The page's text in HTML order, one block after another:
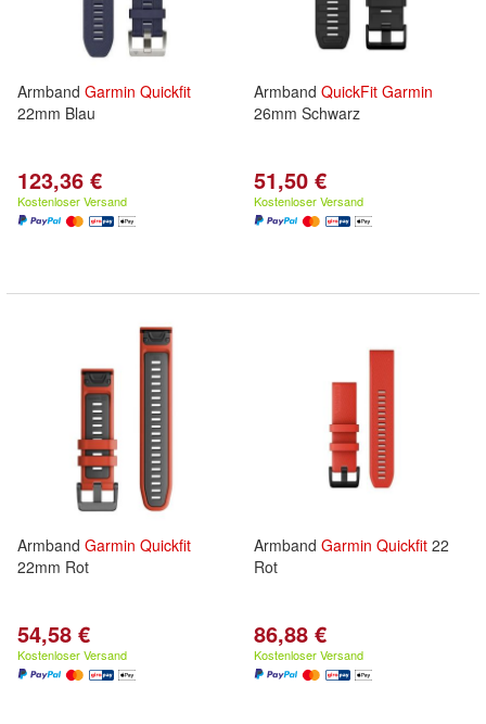
Armband Garmin Quickfit
22mm Blau
123,36 €
Kostenloser Versand
Armband QuickFit Garmin
26mm Schwarz
51,50 €
Kostenloser Versand
Armband Garmin Quickfit
22mm Rot
54,58 €
Kostenloser Versand
Armband Garmin Quickfit 22
Rot
86,88 €
Kostenloser Versand